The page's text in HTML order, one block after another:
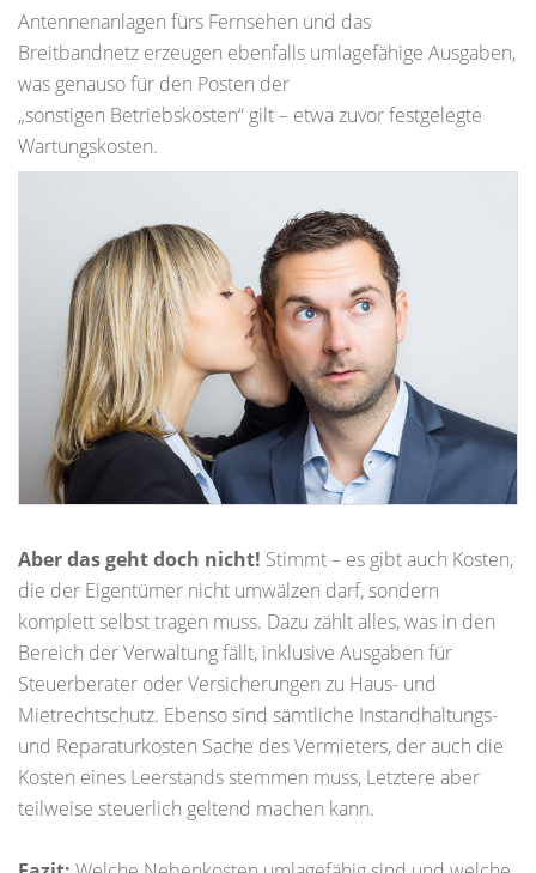
Antennenanlagen fürs Fernsehen und das
Breitbandnetz erzeugen ebenfalls umlagefähige Ausgaben,
was genauso für den Posten der
„sonstigen Betriebskosten“ gilt – etwa zuvor festgelegte
Wartungskosten.
Aber das geht doch nicht! Stimmt – es gibt auch Kosten,
die der Eigentümer nicht umwälzen darf, sondern
komplett selbst tragen muss. Dazu zählt alles, was in den
Bereich der Verwaltung fällt, inklusive Ausgaben für
Steuerberater oder Versicherungen zu Haus- und
Mietrechtschutz. Ebenso sind sämtliche Instandhaltungs-
und Reparaturkosten Sache des Vermieters, der auch die
Kosten eines Leerstands stemmen muss, Letztere aber
teilweise steuerlich geltend machen kann.